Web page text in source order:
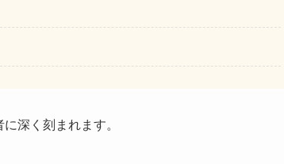
深く刻まれます。